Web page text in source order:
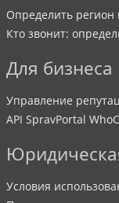
Определить регион
Кто звонит:
Для бизнеса
Управление
API SpravPortal
Условия